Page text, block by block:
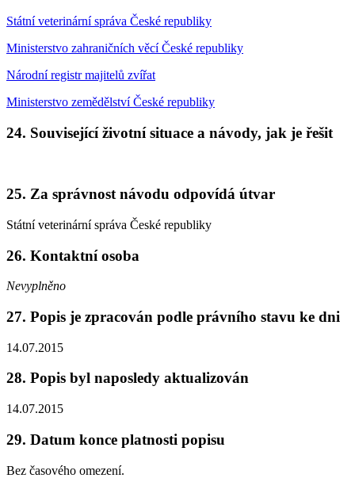
Státní veterinární správa České republiky
Ministerstvo zahraničních věcí České republiky
Národní registr majitelů zvířat
Ministerstvo zemědělství České republiky
24. Související životní situace a návody, jak je řešit
25. Za správnost návodu odpovídá útvar
Státní veterinární správa České republiky
26. Kontaktní osoba
Nevyplněno
27. Popis je zpracován podle právního stavu ke dni
14.07.2015
28. Popis byl naposledy aktualizován
14.07.2015
29. Datum konce platnosti popisu
Bez časového omezení.